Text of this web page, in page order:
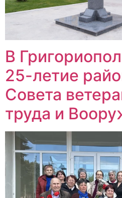
В
25-летие
Совета
труда и